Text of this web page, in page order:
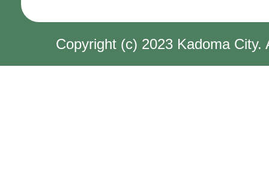
Copyright (c) 2023 Kadoma City.